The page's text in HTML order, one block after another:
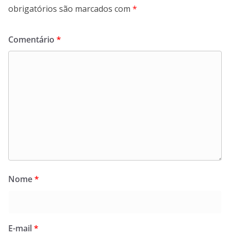
obrigatórios são marcados com *
Comentário *
Nome*
E-mail*